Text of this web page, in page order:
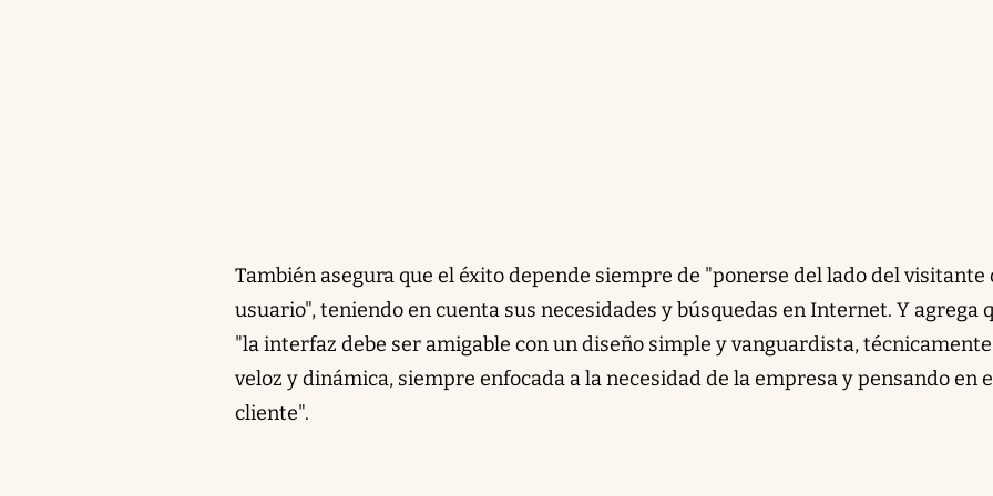
También asegura que el éxito depende siempre de "ponerse del lado del visitante
usuario", teniendo en cuenta sus necesidades y búsquedas en Internet. Y agrega
"la interfaz debe ser amigable con un diseño simple y vanguardista, técnicamente
veloz y dinámica, siempre enfocada a la necesidad de la empresa y pensando en
cliente".